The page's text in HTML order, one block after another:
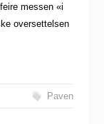
messen «i
oversettelsen
Paven